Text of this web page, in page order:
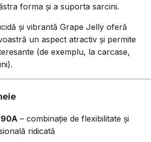
forma și a suporta sarcini.
și vibrantă Grape Jelly oferă
un aspect atractiv și permite
(de exemplu, la carcase,
– combinație de flexibilitate și
ridicată